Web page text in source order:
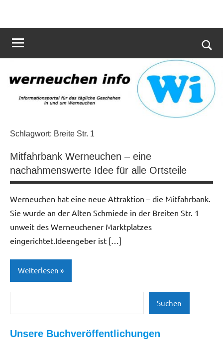
info
für
das
in
um
Schlagwort: Breite Str. 1
Mitfahrbank Werneuchen – eine
nachahmenswerte Idee für alle Ortsteile
Werneuchen hat eine neue Attraktion – die Mitfahrbank.
Sie wurde an der Alten Schmiede in der Breiten Str. 1
unweit des Werneuchener Marktplatzes
eingerichtet.Ideengeber ist […]
Weiterlesen
| Politik |
Suchen
Unsere Buchveröffentlichungen